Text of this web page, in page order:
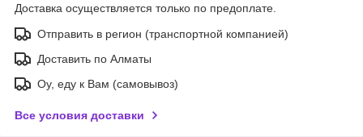
Доставка осуществляется только по предоплате.
Отправить в регион (транспортной компанией)
Доставить по Алматы
Оу, еду к Вам (самовывоз)
Все условия доставки